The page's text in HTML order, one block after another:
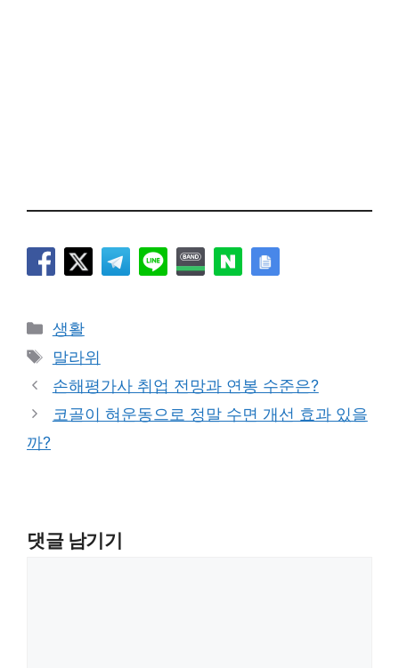
카
테
리
생활
태
그
말라위
손해평가사 취업 전망과 연봉 수준은?
코골이 혀운동으로 정말 수면 개선 효과 있을
까?
댓글 남기기